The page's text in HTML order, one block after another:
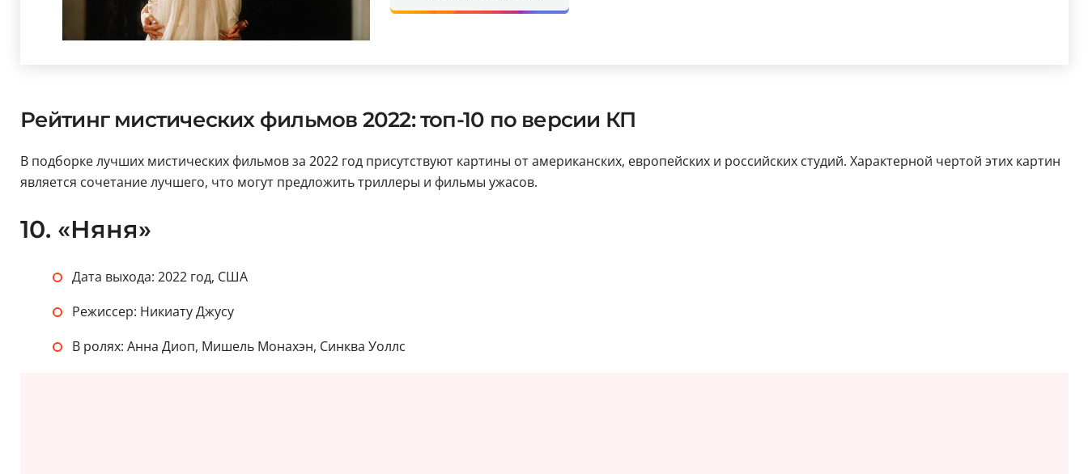
Рейтинг мистических фильмов 2022: топ-10 по версии КП
В подборке лучших мистических фильмов за 2022 год присутствуют картины от американских, европейских и российских студий. Характерной чертой этих картин
является сочетание лучшего, что могут предложить триллеры и фильмы ужасов.
10. «Няня»
Дата выхода: 2022 год, США
Режиссер: Никиату Джусу
В ролях: Анна Диоп, Мишель Монахэн, Синква Уоллс